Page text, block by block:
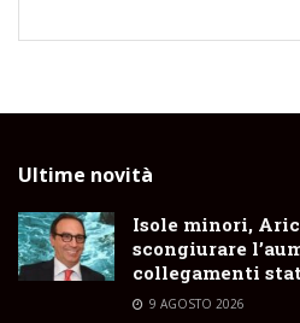
Ultime novità
Isole minori,
scongiurare
collegamenti
9 AGOSTO 2026